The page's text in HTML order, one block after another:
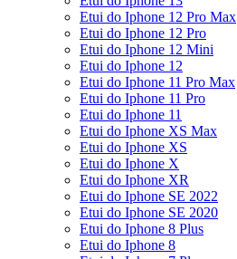
Etui do Iphone 12 Pro Max
Etui do Iphone 12 Pro
Etui do Iphone 12 Mini
Etui do Iphone 12
Etui do Iphone 11 Pro Max
Etui do Iphone 11 Pro
Etui do Iphone 11
Etui do Iphone XS Max
Etui do Iphone XS
Etui do Iphone X
Etui do Iphone XR
Etui do Iphone SE 2022
Etui do Iphone SE 2020
Etui do Iphone 8 Plus
Etui do Iphone 8